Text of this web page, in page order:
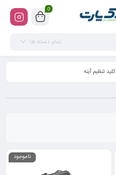
0
تمام دسته ها
کلید تنظیم آینه
ناموجود